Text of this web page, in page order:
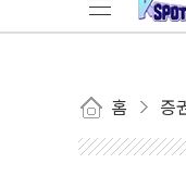
홈 증